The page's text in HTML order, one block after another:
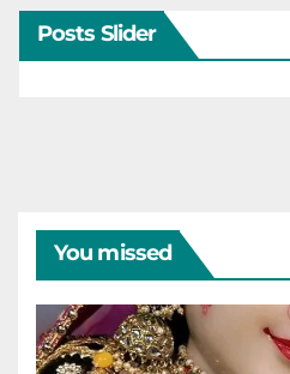
Posts Slider
You missed